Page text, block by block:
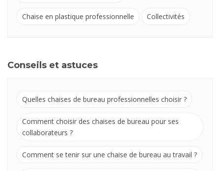
Chaise en plastique professionnelle Collectivités
Conseils et astuces
Quelles chaises de bureau professionnelles choisir ?
Comment choisir des chaises de bureau pour ses
collaborateurs ?
Comment se tenir sur une chaise de bureau au travail ?